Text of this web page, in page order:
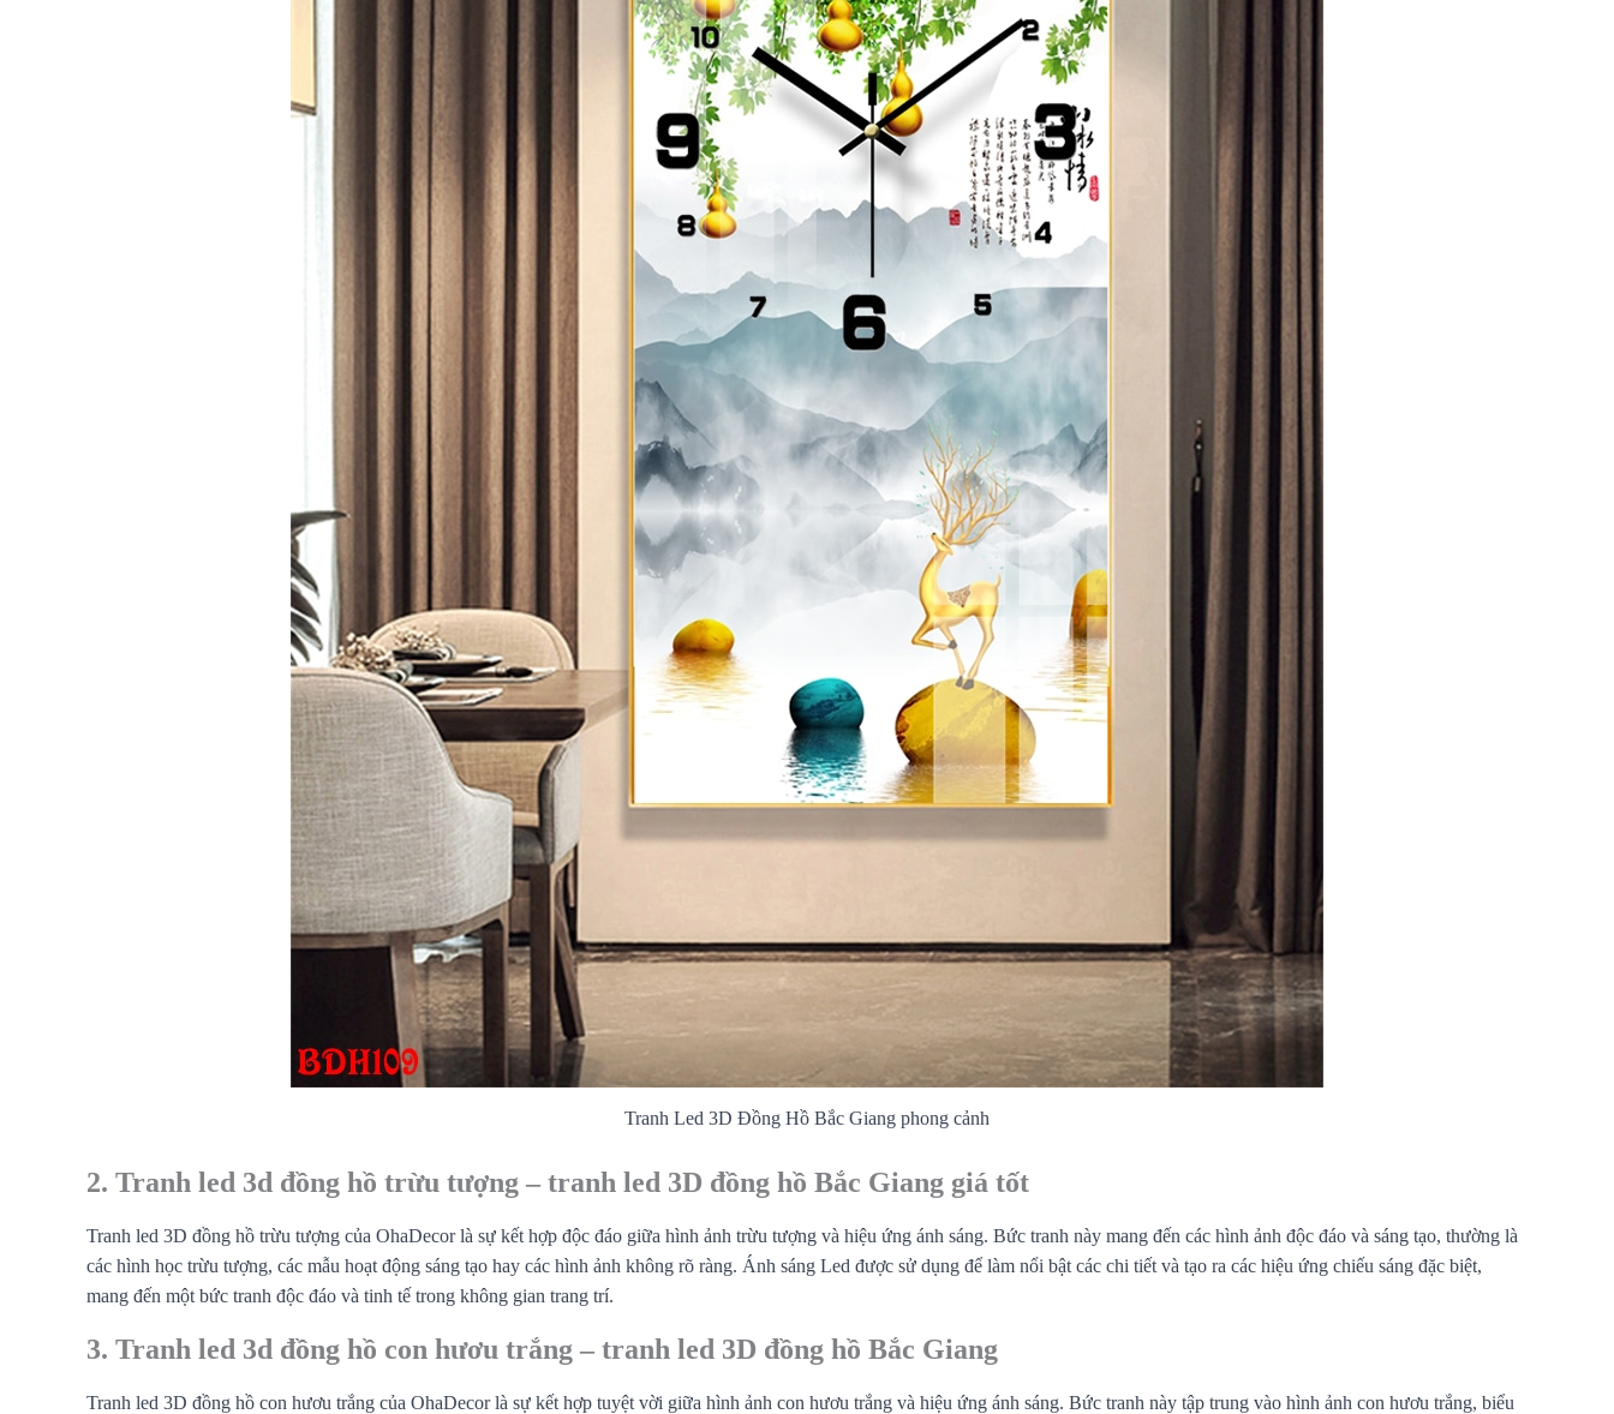
Tranh Led 3D Đồng Hồ Bắc Giang phong cảnh
2. Tranh led 3d đồng hồ trừu tượng – tranh led 3D đồng hồ Bắc Giang giá tốt
Tranh led 3D đồng hồ trừu tượng của OhaDecor là sự kết hợp độc đáo giữa hình ảnh trừu tượng và hiệu ứng ánh sáng. Bức tranh này mang đến các hình ảnh độc đáo và sáng tạo, thường là
các hình học trừu tượng, các mẫu hoạt động sáng tạo hay các hình ảnh không rõ ràng. Ánh sáng Led được sử dụng để làm nổi bật các chi tiết và tạo ra các hiệu ứng chiếu sáng đặc biệt,
mang đến một bức tranh độc đáo và tinh tế trong không gian trang trí.
3. Tranh led 3d đồng hồ con hươu trắng – tranh led 3D đồng hồ Bắc Giang
Tranh led 3D đồng hồ con hươu trắng của OhaDecor là sự kết hợp tuyệt vời giữa hình ảnh con hươu trắng và hiệu ứng ánh sáng. Bức tranh này tập trung vào hình ảnh con hươu trắng, biểu